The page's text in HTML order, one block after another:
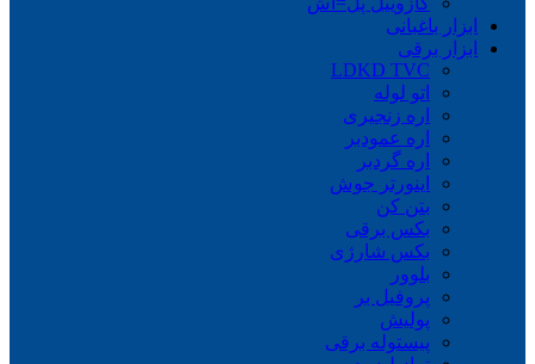
ابزار باغبانی
ابزار برقی
LDKD TVC
اتو لوله
اره زنجیری
اره عمودبر
اره گردبر
اینورتر جوش
بتن کن
بکس برقی
بکس شارژی
بلوور
پروفیل بر
پولیش
پیستوله برقی